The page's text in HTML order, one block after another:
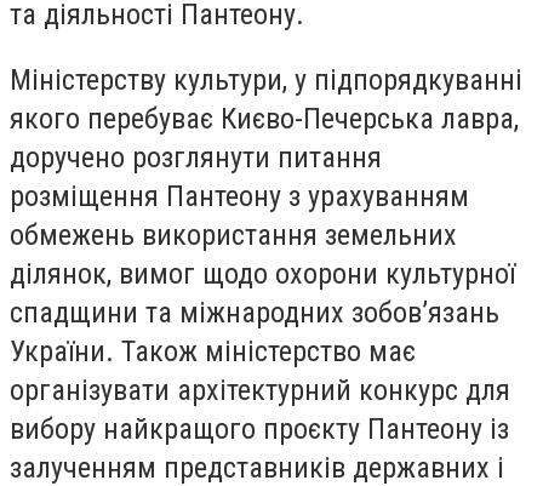
та діяльності Пантеону.
Міністерству культури, у підпорядкуванні
якого перебуває Києво-Печерська лавра,
доручено розглянути питання
розміщення Пантеону з урахуванням
обмежень використання земельних
ділянок, вимог щодо охорони культурної
спадщини та міжнародних зобов’язань
України. Також міністерство має
організувати архітектурний конкурс для
вибору найкращого проєкту Пантеону із
залученням представників державних і